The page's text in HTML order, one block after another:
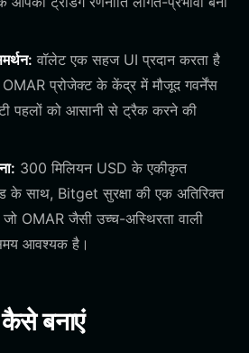
वॉलेट एक सहज UI प्रदान करता है
OMAR प्रोजेक्ट के केंद्र में मौजूद गवर्नेंस
पहलों को आसानी से ट्रैक करने की
300 मिलियन USD के एकीकृत
के साथ, Bitget सुरक्षा की एक अतिरिक्त
OMAR जैसी उच्च-अस्थिरता वाली
आवश्यक है।
बनाएं